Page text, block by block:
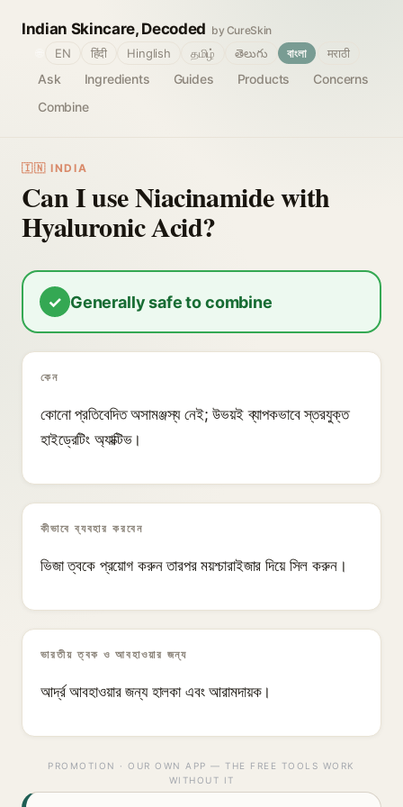
Indian Skincare, Decoded by CureSkin
Ask Ingredients Guides Products
Concerns
Combine
EN हिंदी Hinglish தமிழ் తెలుగు বাংলা मराठी
🇮🇳 INDIA
Can I use Niacinamide with
Hyaluronic Acid?
✓ Generally safe to combine
কেন
কোনো প্রতিবেদিত অসামঞ্জস্য নেই; উভয়ই ব্যাপকভাবে স্তরযুক্ত
হাইড্রেটিং অ্যাক্টিভ।
কীভাবে ব্যবহার করবেন
ভিজা ত্বকে প্রয়োগ করুন তারপর ময়শ্চারাইজার দিয়ে সিল করুন।
ভারতীয় ত্বক ও আবহাওয়ার জন্য
আর্দ্র আবহাওয়ার জন্য হালকা এবং আরামদায়ক।
PROMOTION · OUR OWN APP — THE FREE TOOLS WORK
WITHOUT IT